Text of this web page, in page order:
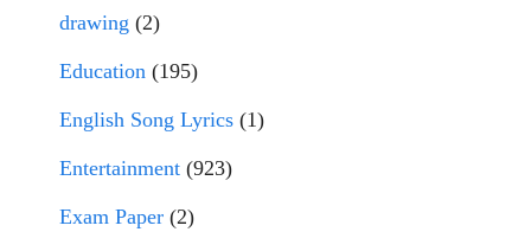
drawing (2)
Education (195)
English Song Lyrics (1)
Entertainment (923)
Exam Paper (2)